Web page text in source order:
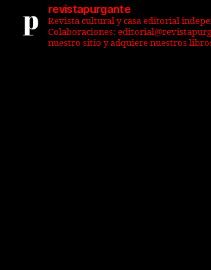
revistapurgante
Revista cultural y casa editorial
Colaboraciones:
nuestro sitio y adquiere nuestros